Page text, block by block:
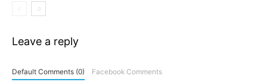
Leave a reply
Default Comments (0) Facebook Comments